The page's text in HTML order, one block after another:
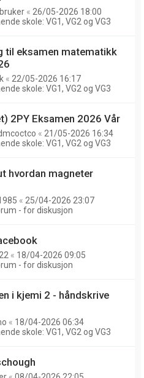
« 26/05-2026 18:00
skole: VG1, VG2 og VG3
til eksamen matematikk
« 22/05-2026 16:17
skole: VG1, VG2 og VG3
2PY Eksamen 2026 Vår
« 21/05-2026 16:34
skole: VG1, VG2 og VG3
hvordan magneter
« 25/04-2026 23:07
- for diskusjon
« 18/04-2026 09:05
- for diskusjon
i kjemi 2 - håndskrive
« 18/04-2026 06:34
skole: VG1, VG2 og VG3